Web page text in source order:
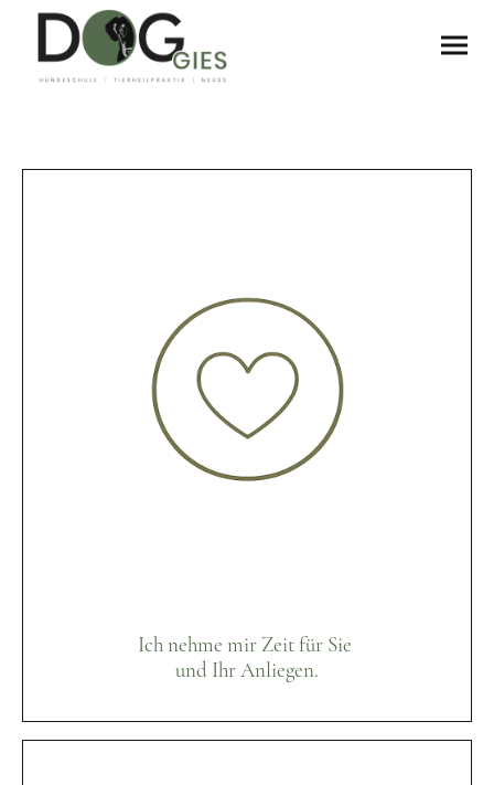
Ich nehme mir Zeit für Sie
und Ihr Anliegen.